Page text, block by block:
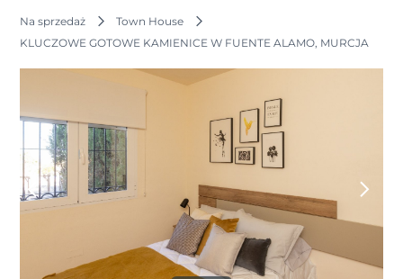
Na sprzedaż
Town House
KLUCZOWE GOTOWE KAMIENICE W FUENTE ALAMO, MURCJA